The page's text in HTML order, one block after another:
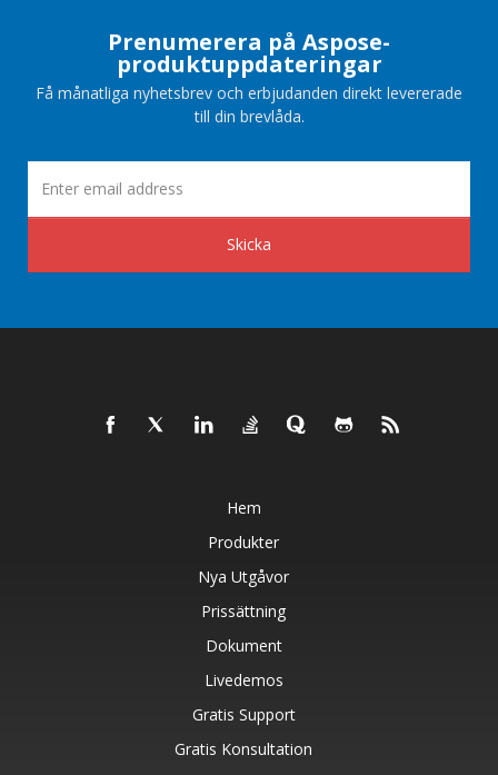
Prenumerera på Aspose-
produktuppdateringar
Få månatliga nyhetsbrev och erbjudanden direkt levererade
till din brevlåda.
Skicka
Hem
Produkter
Nya Utgåvor
Prissättning
Dokument
Livedemos
Gratis Support
Gratis Konsultation